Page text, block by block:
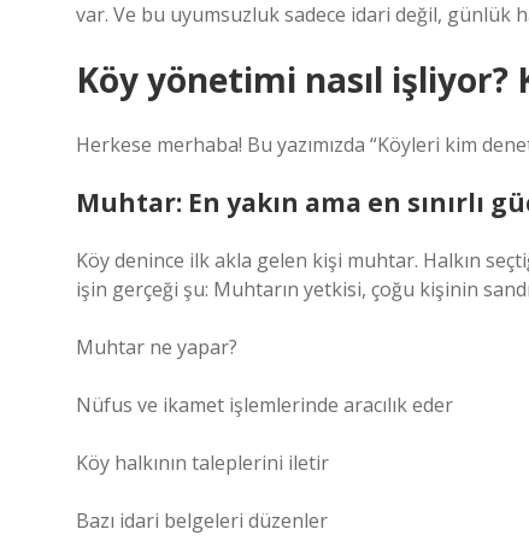
var. Ve bu uyumsuzluk sadece idari değil, günlük
Köy yönetimi nasıl işliyor?
Herkese merhaba! Bu yazımızda “Köyleri kim
Muhtar: En yakın ama en sınırlı
Köy denince ilk akla gelen kişi muhtar. Halkın
işin gerçeği şu: Muhtarın yetkisi, çoğu kişinin
Muhtar ne yapar?
Nüfus ve ikamet işlemlerinde aracılık eder
Köy halkının taleplerini iletir
Bazı idari belgeleri düzenler